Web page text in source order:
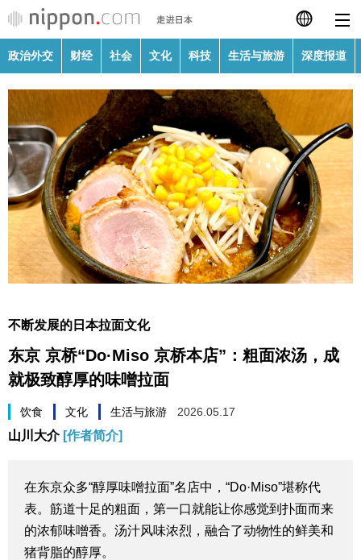
日本語
English
繁體字
Français
Español
العربية
政治外交
财经
社会
生活与旅游
深度报道
新闻
政治外交 财经 社会 文化 科技 生活与旅游 深度报道
不断发展的日本拉面文化
东京 京桥“Do·Miso 京桥本店”：粗面浓汤，成
就极致醇厚的味噌拉面
饮食 文化 生活与旅游 2026.05.17
山川大介 [作者简介]
在东京众多“醇厚味噌拉面”名店中，“Do·Miso”堪称代
表。筋道十足的粗面，第一口就能让你感觉到扑面而来
的浓郁味噌香。汤汁风味浓烈，融合了动物性的鲜美和
猪背脂的醇厚。